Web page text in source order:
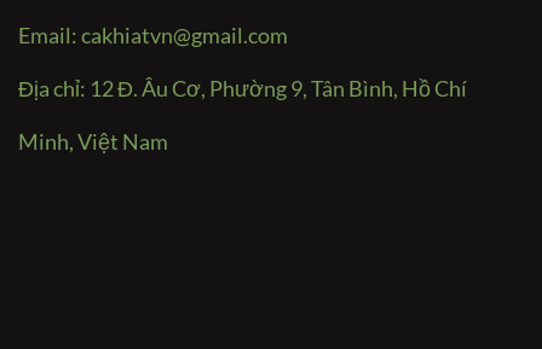
Email:cakhiatvn@gmail.com
Địa chỉ: 12 Đ. Âu Cơ, Phường 9, Tân Bình, Hồ Chí
Minh, Việt Nam